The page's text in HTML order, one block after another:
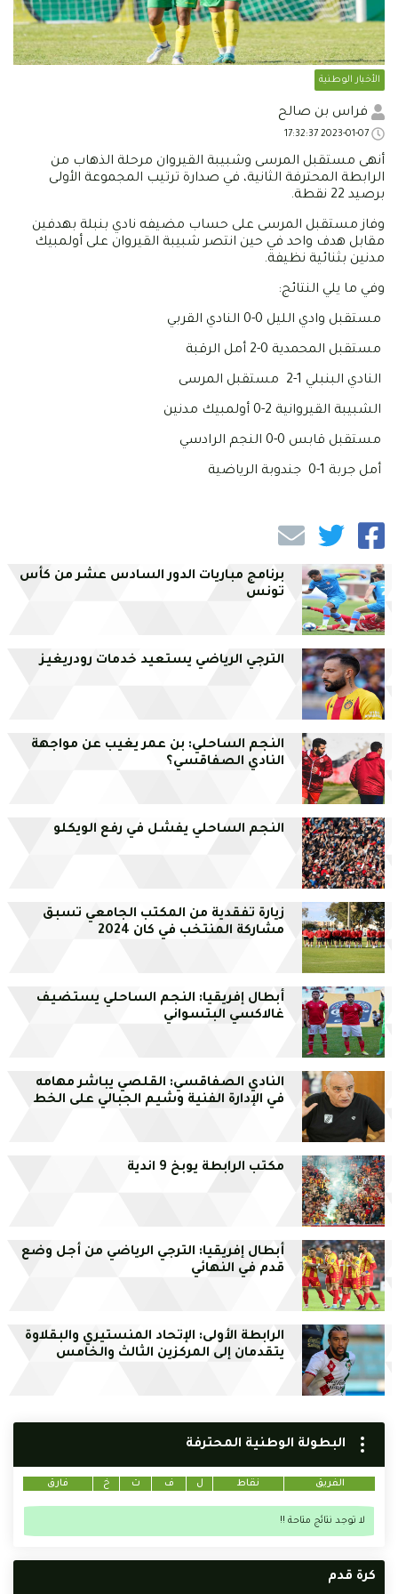
الأخبار الوطنية
فراس بن صالح
أنهى مستقبل المرسى وشبيبة القيروان مرحلة الذهاب من
الرابطة المحترفة الثانية، في صدارة ترتيب المجموعة الأولى
برصيد 22 نقطة.
وفاز مستقبل المرسى على حساب مضيفه نادي بنبلة بهدفين
مقابل هدف واحد في حين انتصر شبيبة القيروان على أولمبيك
مدنين بثنائية نظيفة.
وفي ما يلي النتائج:
مستقبل وادي الليل 0-0 النادي القربي
مستقبل المحمدية 0-2 أمل الرقبة
النادي البنبلي 1-2 مستقبل المرسى
الشبيبة القيروانية 2-0 أولمبيك مدنين
مستقبل قابس 0-0 النجم الرادسي
أمل جربة 1-0 جندوبة الرياضية
برنامج مباريات الدور السادس عشر من كأس
تونس
الترجي الرياضي يستعيد خدمات رودريغيز
النجم الساحلي: بن عمر يغيب عن مواجهة
النادي الصفاقسي؟
النجم الساحلي يفشل في رفع الويكلو
زيارة تفقدية من المكتب الجامعي تسبق
مشاركة المنتخب في كان 2024
أبطال إفريقيا: النجم الساحلي يستضيف
غالاكسي البتسواني
النادي الصفاقسي: القلصي يباشر مهامه
في الإدارة الفنية وشيم الجبالي على الخط
مكتب الرابطة يوبخ 9 اندية
أبطال إفريقيا: الترجي الرياضي من أجل وضع
قدم في النهائي
الرابطة الأولى: الإتحاد المنستيري والبقلاوة
يتقدمان إلى المركزين الثالث والخامس
البطولة الوطنية المحترفة
الفريق نقاط ل ف ت خ فارق
لا توجد نتائج متاحة !!
كرة قدم